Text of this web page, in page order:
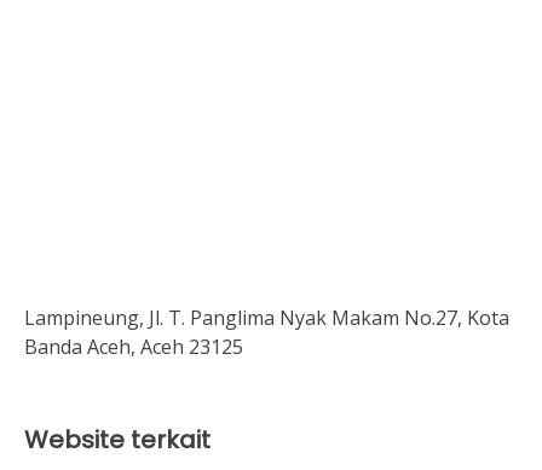
Lampineung, Jl. T. Panglima Nyak Makam No.27, Kota
Banda Aceh, Aceh 23125
Website terkait